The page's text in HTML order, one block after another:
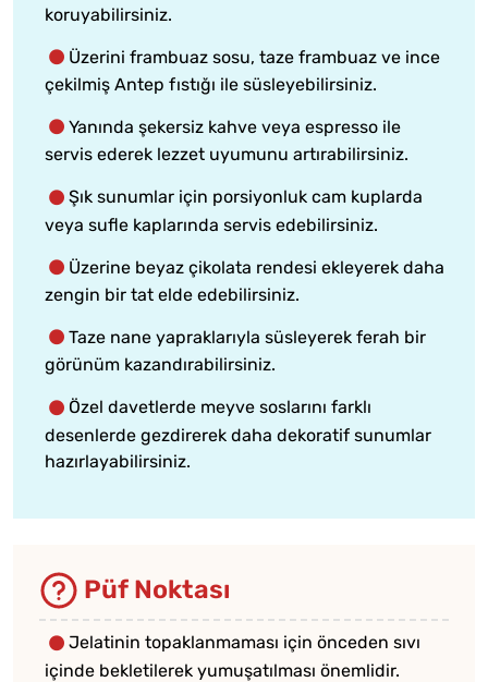
koruyabilirsiniz.
Üzerini frambuaz sosu, taze frambuaz ve ince
çekilmiş Antep fıstığı ile süsleyebilirsiniz.
Yanında şekersiz kahve veya espresso ile
servis ederek lezzet uyumunu artırabilirsiniz.
Şık sunumlar için porsiyonluk cam kuplarda
veya sufle kaplarında servis edebilirsiniz.
Üzerine beyaz çikolata rendesi ekleyerek daha
zengin bir tat elde edebilirsiniz.
Taze nane yapraklarıyla süsleyerek ferah bir
görünüm kazandırabilirsiniz.
Özel davetlerde meyve soslarını farklı
desenlerde gezdirerek daha dekoratif sunumlar
hazırlayabilirsiniz.
Püf Noktası
Jelatinin topaklanmaması için önceden sıvı
içinde bekletilerek yumuşatılması önemlidir.